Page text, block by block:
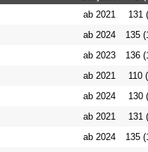
ab 2021
131
ab 2024
135
ab 2023
136
ab 2021
110
ab 2024
130
ab 2021
131
ab 2024
135